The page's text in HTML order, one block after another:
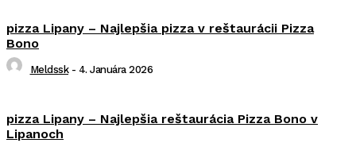
pizza Lipany – Najlepšia pizza v reštaurácii Pizza
Bono
Meldssk - 4. Januára 2026
pizza Lipany – Najlepšia reštaurácia Pizza Bono v
Lipanoch